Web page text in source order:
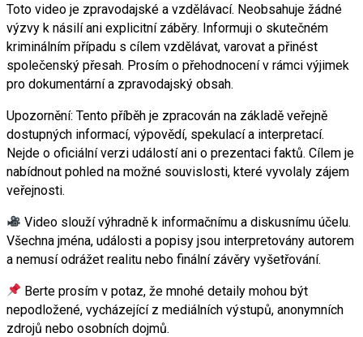
Toto video je zpravodajské a vzdělávací. Neobsahuje žádné
výzvy k násilí ani explicitní záběry. Informuji o skutečném
kriminálním případu s cílem vzdělávat, varovat a přinést
společenský přesah. Prosím o přehodnocení v rámci výjimek
pro dokumentární a zpravodajský obsah.
Upozornění: Tento příběh je zpracován na základě veřejně
dostupných informací, výpovědí, spekulací a interpretací.
Nejde o oficiální verzi událostí ani o prezentaci faktů. Cílem je
nabídnout pohled na možné souvislosti, které vyvolaly zájem
veřejnosti.
Video slouží výhradně k informačnímu a diskusnímu účelu.
Všechna jména, události a popisy jsou interpretovány autorem
a nemusí odrážet realitu nebo finální závěry vyšetřování.
Berte prosím v potaz, že mnohé detaily mohou být
nepodložené, vycházející z mediálních výstupů, anonymních
zdrojů nebo osobních dojmů.